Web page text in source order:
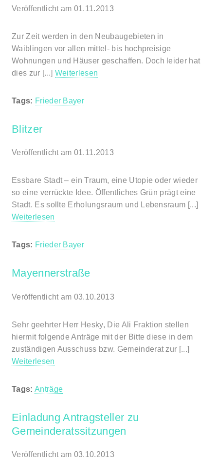
Veröffentlicht am 01.11.2013
Zur Zeit werden in den Neubaugebieten in
Waiblingen vor allen mittel- bis hochpreisige
Wohnungen und Häuser geschaffen. Doch leider hat
dies zur [...] Weiterlesen
Tags: Frieder Bayer
Blitzer
Veröffentlicht am 01.11.2013
Essbare Stadt – ein Traum, eine Utopie oder wieder
so eine verrückte Idee. Öffentliches Grün prägt eine
Stadt. Es sollte Erholungsraum und Lebensraum [...]
Weiterlesen
Tags: Frieder Bayer
Mayennerstraße
Veröffentlicht am 03.10.2013
Sehr geehrter Herr Hesky, Die Ali Fraktion stellen
hiermit folgende Anträge mit der Bitte diese in dem
zuständigen Ausschuss bzw. Gemeinderat zur [...]
Weiterlesen
Tags: Anträge
Einladung Antragsteller zu
Gemeinderatssitzungen
Veröffentlicht am 03.10.2013